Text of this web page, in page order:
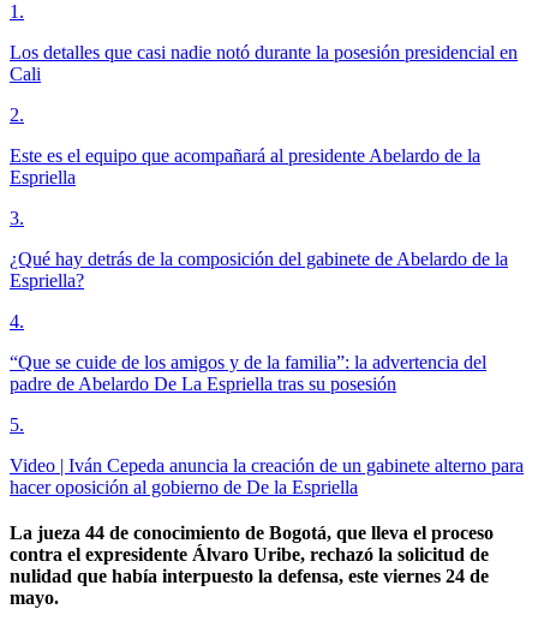
1 .
Los detalles que casi nadie notó durante la posesión presidencial en
Cali
2.
Este es el equipo que acompañará al presidente Abelardo de la
Espriella
3.
¿Qué hay detrás de la composición del gabinete de Abelardo de la
Espriella?
4.
“Que se cuide de los amigos y de la familia”: la advertencia del
padre de Abelardo De La Espriella tras su posesión
5.
Video | Iván Cepeda anuncia la creación de un gabinete alterno para
hacer oposición al gobierno de De la Espriella
La jueza 44 de conocimiento de Bogotá, que lleva el proceso
contra el expresidente Álvaro Uribe, rechazó la solicitud de
nulidad que había interpuesto la defensa, este viernes 24 de
mayo.